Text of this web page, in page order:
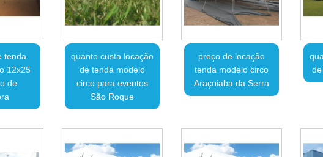
tenda
12x25
de
quanto custa locação
de tenda modelo
circo para eventos
São Roque
preço de locação
tenda modelo circo
Araçoiaba da Serra